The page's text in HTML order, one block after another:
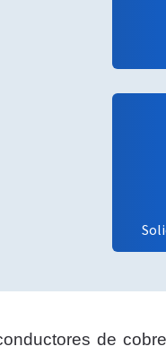
de